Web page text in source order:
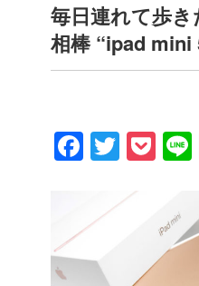
毎日連れて歩
相棒 “ipad mini
F
a
e
b
T
wi
tt
P
o
ck
et